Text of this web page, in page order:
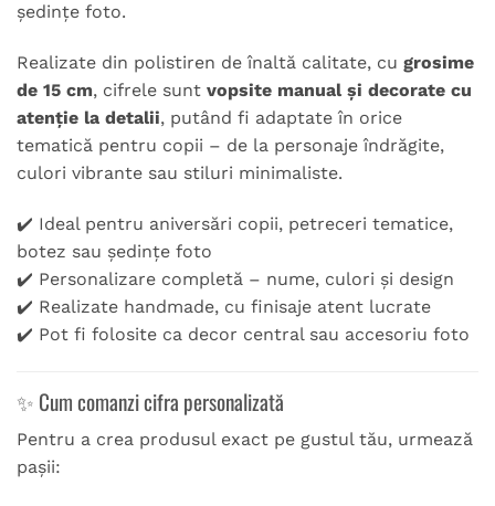
ședințe foto.
Realizate din polistiren de înaltă calitate, cu grosime
de 15 cm, cifrele sunt vopsite manual și decorate cu
atenție la detalii, putând fi adaptate în orice
tematică pentru copii – de la personaje îndrăgite,
culori vibrante sau stiluri minimaliste.
✔️ Ideal pentru aniversări copii, petreceri tematice,
botez sau ședințe foto
✔️ Personalizare completă – nume, culori și design
✔️ Realizate handmade, cu finisaje atent lucrate
✔️ Pot fi folosite ca decor central sau accesoriu foto
✨ Cum comanzi cifra personalizată
Pentru a crea produsul exact pe gustul tău, urmează
pașii: